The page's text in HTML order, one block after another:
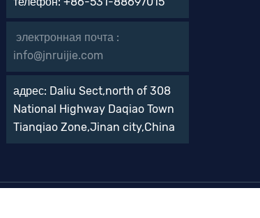
электронная почта :
info@jnruijie.com
адрес: Daliu Sect,north of 308
National Highway Daqiao Town
Tianqiao Zone,Jinan city,China